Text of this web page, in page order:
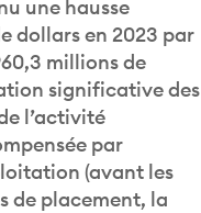
une hausse
dollars en 2023 par
millions de
significative des
l’activité
par
(avant les
de placement, la